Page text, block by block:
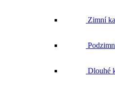
Zimní
Dlouhé